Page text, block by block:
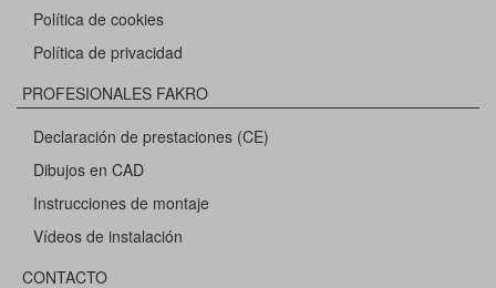
Política de cookies
Política de privacidad
PROFESIONALES FAKRO
Declaración de prestaciones (CE)
Dibujos en CAD
Instrucciones de montaje
Vídeos de instalación
CONTACTO